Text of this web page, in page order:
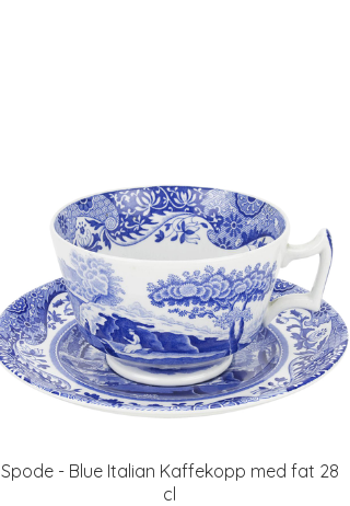
Spode - Blue Italian Kaffekopp med fat 28
cl